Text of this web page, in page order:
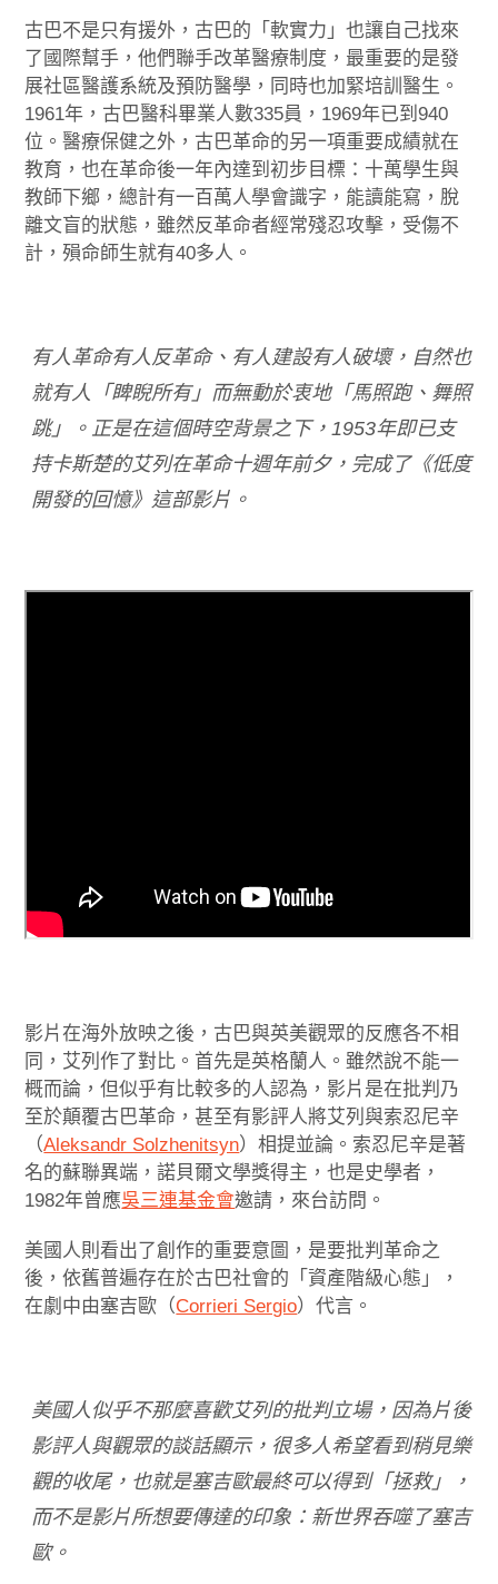
古巴不是只有援外，古巴的「軟實力」也讓自己找來
了國際幫手，他們聯手改革醫療制度，最重要的是發
展社區醫護系統及預防醫學，同時也加緊培訓醫生。
1961年，古巴醫科畢業人數335員，1969年已到940
位。醫療保健之外，古巴革命的另一項重要成績就在
教育，也在革命後一年內達到初步目標：十萬學生與
教師下鄉，總計有一百萬人學會識字，能讀能寫，脫
離文盲的狀態，雖然反革命者經常殘忍攻擊，受傷不
計，殞命師生就有40多人。
有人革命有人反革命、有人建設有人破壞，自然也
就有人「睥睨所有」而無動於衷地「馬照跑、舞照
跳」。正是在這個時空背景之下，1953年即已支
持卡斯楚的艾列在革命十週年前夕，完成了《低度
開發的回憶》這部影片。
影片在海外放映之後，古巴與英美觀眾的反應各不相
同，艾列作了對比。首先是英格蘭人。雖然說不能一
概而論，但似乎有比較多的人認為，影片是在批判乃
至於顛覆古巴革命，甚至有影評人將艾列與索忍尼辛
（Aleksandr Solzhenitsyn）相提並論。索忍尼辛是著
名的蘇聯異端，諾貝爾文學獎得主，也是史學者，
1982年曾應吳三連基金會邀請，來台訪問。
美國人則看出了創作的重要意圖，是要批判革命之
後，依舊普遍存在於古巴社會的「資產階級心態」，
在劇中由塞吉歐（Corrieri Sergio）代言。
美國人似乎不那麼喜歡艾列的批判立場，因為片後
影評人與觀眾的談話顯示，很多人希望看到稍見樂
觀的收尾，也就是塞吉歐最終可以得到「拯救」，
而不是影片所想要傳達的印象：新世界吞噬了塞吉
歐。